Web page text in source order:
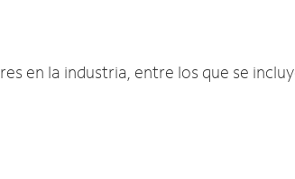
en la industria, entre los que se